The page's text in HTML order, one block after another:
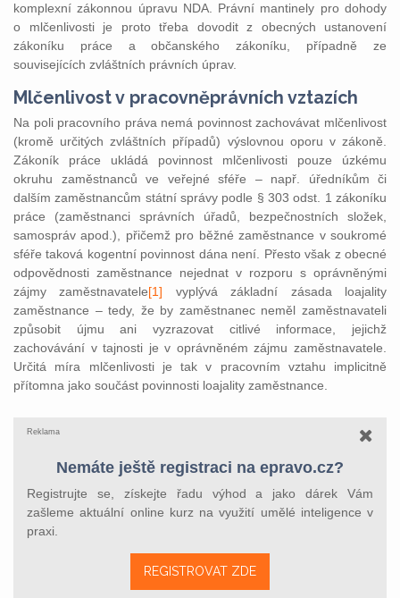
komplexní zákonnou úpravu NDA. Právní mantinely pro dohody
o mlčenlivosti je proto třeba dovodit z obecných ustanovení
zákoníku práce a občanského zákoníku, případně ze
souvisejících zvláštních právních úprav.
Mlčenlivost v pracovněprávních vztazích
Na poli pracovního práva nemá povinnost zachovávat mlčenlivost
(kromě určitých zvláštních případů) výslovnou oporu v zákoně.
Zákoník práce ukládá povinnost mlčenlivosti pouze úzkému
okruhu zaměstnanců ve veřejné sféře – např. úředníkům či
dalším zaměstnancům státní správy podle § 303 odst. 1 zákoníku
práce (zaměstnanci správních úřadů, bezpečnostních složek,
samospráv apod.), přičemž pro běžné zaměstnance v soukromé
sféře taková kogentní povinnost dána není. Přesto však z obecné
odpovědnosti zaměstnance nejednat v rozporu s oprávněnými
zájmy zaměstnavatele[1] vyplývá základní zásada loajality
zaměstnance – tedy, že by zaměstnanec neměl zaměstnavateli
způsobit újmu ani vyzrazovat citlivé informace, jejichž
zachovávání v tajnosti je v oprávněném zájmu zaměstnavatele.
Určitá míra mlčenlivosti je tak v pracovním vztahu implicitně
přítomna jako součást povinnosti loajality zaměstnance.
Reklama
Nemáte ještě registraci na epravo.cz?
Registrujte se, získejte řadu výhod a jako dárek Vám
zašleme aktuální online kurz na využití umělé inteligence v
praxi.
REGISTROVAT ZDE